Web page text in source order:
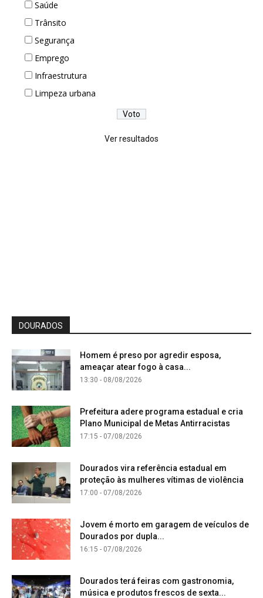
Saúde
Trânsito
Segurança
Emprego
Infraestrutura
Limpeza urbana
Ver resultados
DOURADOS
Homem é preso por agredir esposa,
ameaçar atear fogo à casa...
13:30 - 08/08/2026
Prefeitura adere programa estadual e cria
Plano Municipal de Metas Antirracistas
17:15 - 07/08/2026
Dourados vira referência estadual em
proteção às mulheres vítimas de violência
17:00 - 07/08/2026
Jovem é morto em garagem de veículos de
Dourados por dupla...
16:15 - 07/08/2026
Dourados terá feiras com gastronomia,
música e produtos frescos de sexta...